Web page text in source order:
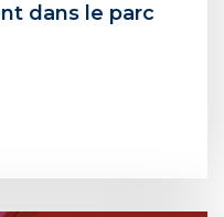
dans le parc